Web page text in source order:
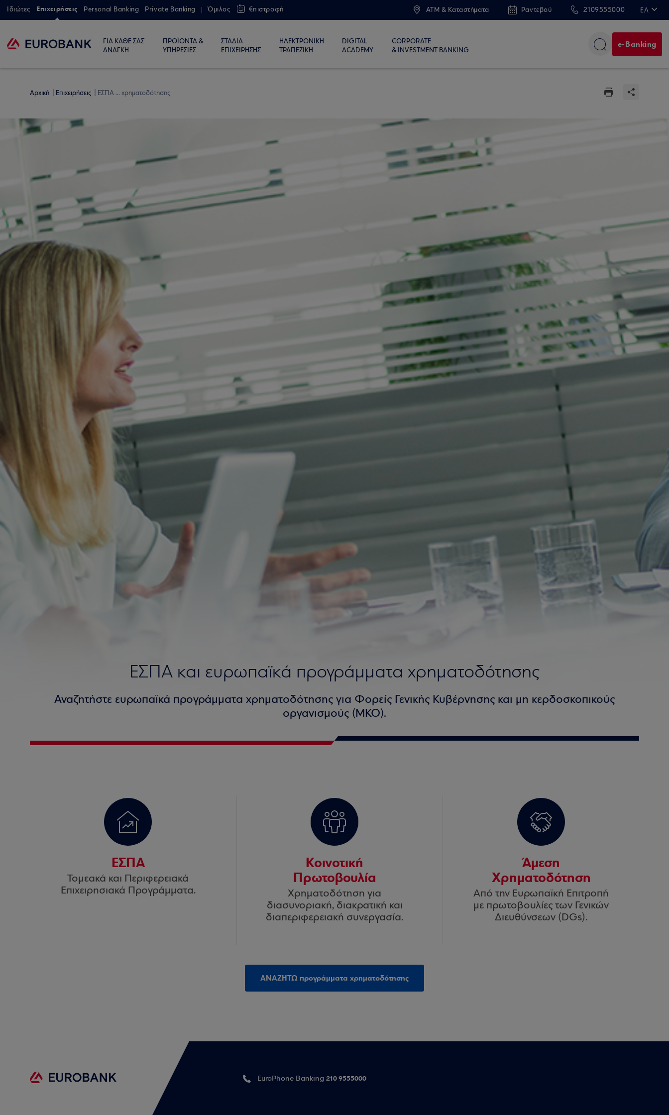
Ιδιώτες Επιχειρήσεις Personal Banking Private Banking Όμιλος €πιστροφή ATM & Καταστήματα Ραντεβού 2109555000 ΕΛ
ΓΙΑ ΚΑΘΕ ΣΑΣ
ΑΝΑΓΚΗ
ΠΡΟΪΟΝΤΑ &
ΥΠΗΡΕΣΙΕΣ
ΣΤΑΔΙΑ
ΕΠΙΧΕΙΡΗΣΗΣ
ΗΛΕΚΤΡΟΝΙΚΗ
ΤΡΑΠΕΖΙΚΗ
DIGITAL
ACADEMY
CORPORATE
& INVESTMENT BANKING
e-Banking
Αρχική Επιχειρήσεις ΕΣΠΑ ... χρηματοδότησης
ΕΣΠΑ και ευρωπαϊκά προγράμματα χρηματοδότησης
Αναζητήστε ευρωπαϊκά προγράμματα χρηματοδότησης για Φορείς Γενικής Κυβέρνησης και μη κερδοσκοπικούς
οργανισμούς (ΜΚΟ).
ΕΣΠΑ
Τομεακά και Περιφερειακά
Επιχειρησιακά Προγράμματα.
Κοινοτική
Πρωτοβουλία
Χρηματοδότηση για
διασυνοριακή, διακρατική και
διαπεριφερειακή συνεργασία.
Άμεση
Χρηματοδότηση
Από την Ευρωπαϊκή Επιτροπή
με πρωτοβουλίες των Γενικών
Διευθύνσεων (DGs).
ΑΝΑΖΗΤΩ προγράμματα χρηματοδότησης
EuroPhone Banking 210 9555000